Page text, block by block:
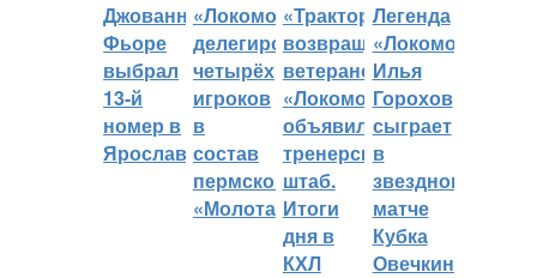
Джованни
Фьоре
выбрал
13-й
номер в
Ярославле
«Локомотив»
делегировал
четырёх
игроков
в
состав
пермского
«Молота»
«Трактор»
возвращает
ветеранов,
«Локомотив»
объявил
тренерский
штаб.
Итоги
дня в
КХЛ
Легенда
«Локомотива»
Илья
Горохов
сыграет
в
звездном
матче
Кубка
Овечкина